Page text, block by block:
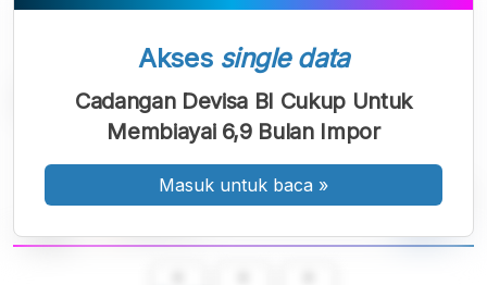
Akses single data
Cadangan Devisa BI Cukup Untuk
Membiayai 6,9 Bulan Impor
Masuk untuk baca »